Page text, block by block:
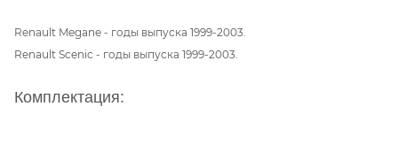
Renault Megane - годы выпуска 1999-2003.
Renault Scenic - годы выпуска 1999-2003.
Комплектация: